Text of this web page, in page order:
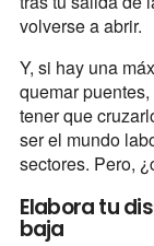
volverse a abrir.
Y, si hay una
quemar
tener que
ser el mundo
sectores. Pero,
Elabora tu
baja